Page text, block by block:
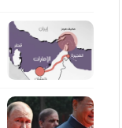
القصص
العنكبوت
الروم
السجدة